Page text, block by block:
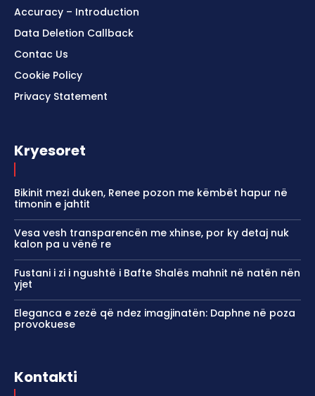
Accuracy – Introduction
Data Deletion Callback
Contac Us
Cookie Policy
Privacy Statement
Kryesoret
Bikinit mezi duken, Renee pozon me këmbët hapur në
timonin e jahtit
Vesa vesh transparencën me xhinse, por ky detaj nuk
kalon pa u vënë re
Fustani i zi i ngushtë i Bafte Shalës mahnit në natën nën
yjet
Eleganca e zezë që ndez imagjinatën: Daphne në poza
provokuese
Kontakti